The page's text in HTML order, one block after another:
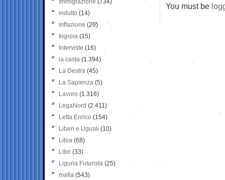
You must be
Immigrazione (734)
indulto (14)
inflazione (26)
Ingroia (15)
Interviste (16)
la casta (1.394)
La Destra (45)
La Sapienza (5)
Lavoro (1.316)
LegaNord (2.411)
Letta Enrico (154)
Liberi e Uguali (10)
Libia (68)
Libri (33)
Liguria Futurista (25)
mafia (543)